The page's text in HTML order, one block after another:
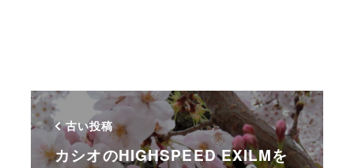
古い投稿
カシオのHIGHSPEED EXILMを